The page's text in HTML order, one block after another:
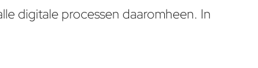
digitale processen daaromheen. In